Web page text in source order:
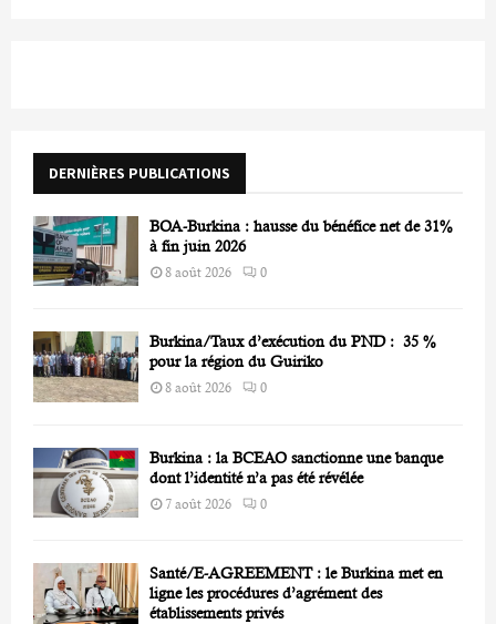
r
DERNIÈRES PUBLICATIONS
BOA-Burkina : hausse du bénéfice net de 31%
à fin juin 2026
8 août 2026 0
Burkina/Taux d’exécution du PND : 35 %
pour la région du Guiriko
8 août 2026 0
Burkina : la BCEAO sanctionne une banque
dont l’identité n’a pas été révélée
7 août 2026 0
Santé/E-AGREEMENT : le Burkina met en
ligne les procédures d’agrément des
établissements privés